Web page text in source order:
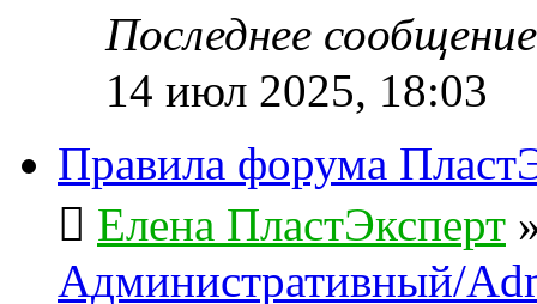
Последнее
14 июл 2025, 18:03
Правила форума
Елена ПластЭксперт
Административный/